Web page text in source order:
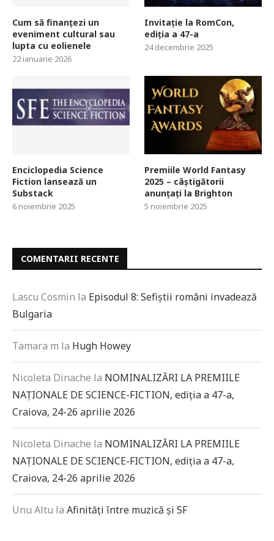
Cum să finanțezi un
eveniment cultural sau
lupta cu eolienele
22 ianuarie 2026
Invitație la RomCon,
ediția a 47-a
24 decembrie 2025
Enciclopedia Science
Fiction lansează un
Substack
6 noiembrie 2025
Premiile World Fantasy
2025 – câștigătorii
anunțați la Brighton
5 noiembrie 2025
COMENTARII RECENTE
Lascu Cosmin la Episodul 8: Sefiștii români invadează
Bulgaria
Tamara m la Hugh Howey
Nicoleta Dinache la NOMINALIZĂRI LA PREMIILE
NAȚIONALE DE SCIENCE-FICTION, ediția a 47-a,
Craiova, 24-26 aprilie 2026
Nicoleta Dinache la NOMINALIZĂRI LA PREMIILE
NAȚIONALE DE SCIENCE-FICTION, ediția a 47-a,
Craiova, 24-26 aprilie 2026
Unu Altu la Afinități între muzică și SF